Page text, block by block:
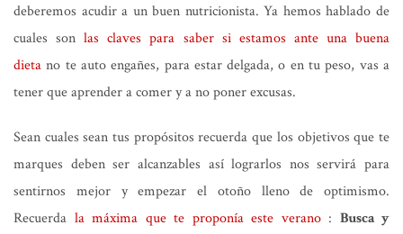
deberemos acudir a un buen nutricionista. Ya hemos hablado de
cuales sonlas claves para saber si estamos ante una buena
dieta no te auto engañes, para estar delgada, o en tu peso, vas a
tener que aprender a comer y a no poner excusas.
Sean cuales sean tus propósitos recuerda que los objetivos que te
marques deben ser alcanzables así lograrlos nos servirá para
sentirnos mejor y empezar el otoño lleno de optimismo.
Recuerda la máxima que te proponía este verano: Busca y